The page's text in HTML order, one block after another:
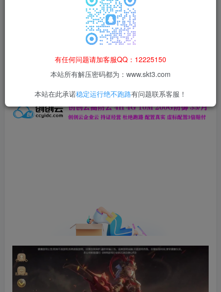
本站所有资源均为网络收集整理而来，仅供学习研究使用，请在下
载后24h内删除，谢谢合作！
本站资源仅用于学习交流，禁止商业运营与违法、侵权
果由使用者自行承担。
有任何问题请加客服QQ：12225150
本站所有解压密码都为：www.skt3.com
本站在此承诺稳定运行绝不跑路有问题联系客服！